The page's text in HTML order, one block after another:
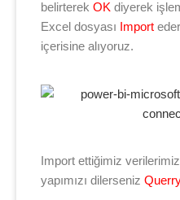
belirterek OK diyerek
Excel dosyası
Import
içerisine alıyoruz.
Import ettiğimiz
yapımızı dilerseniz